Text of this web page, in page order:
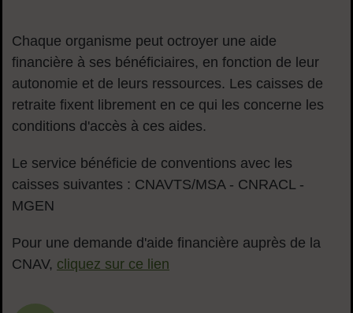
Chaque organisme peut octroyer une aide
financière à ses bénéficiaires, en fonction de leur
autonomie et de leurs ressources. Les caisses de
retraite fixent librement en ce qui les concerne les
conditions d'accès à ces aides.
Le service bénéficie de conventions avec les
caisses suivantes : CNAVTS/MSA - CNRACL -
MGEN
Pour une demande d'aide financière auprès de la
CNAV, cliquez sur ce lien